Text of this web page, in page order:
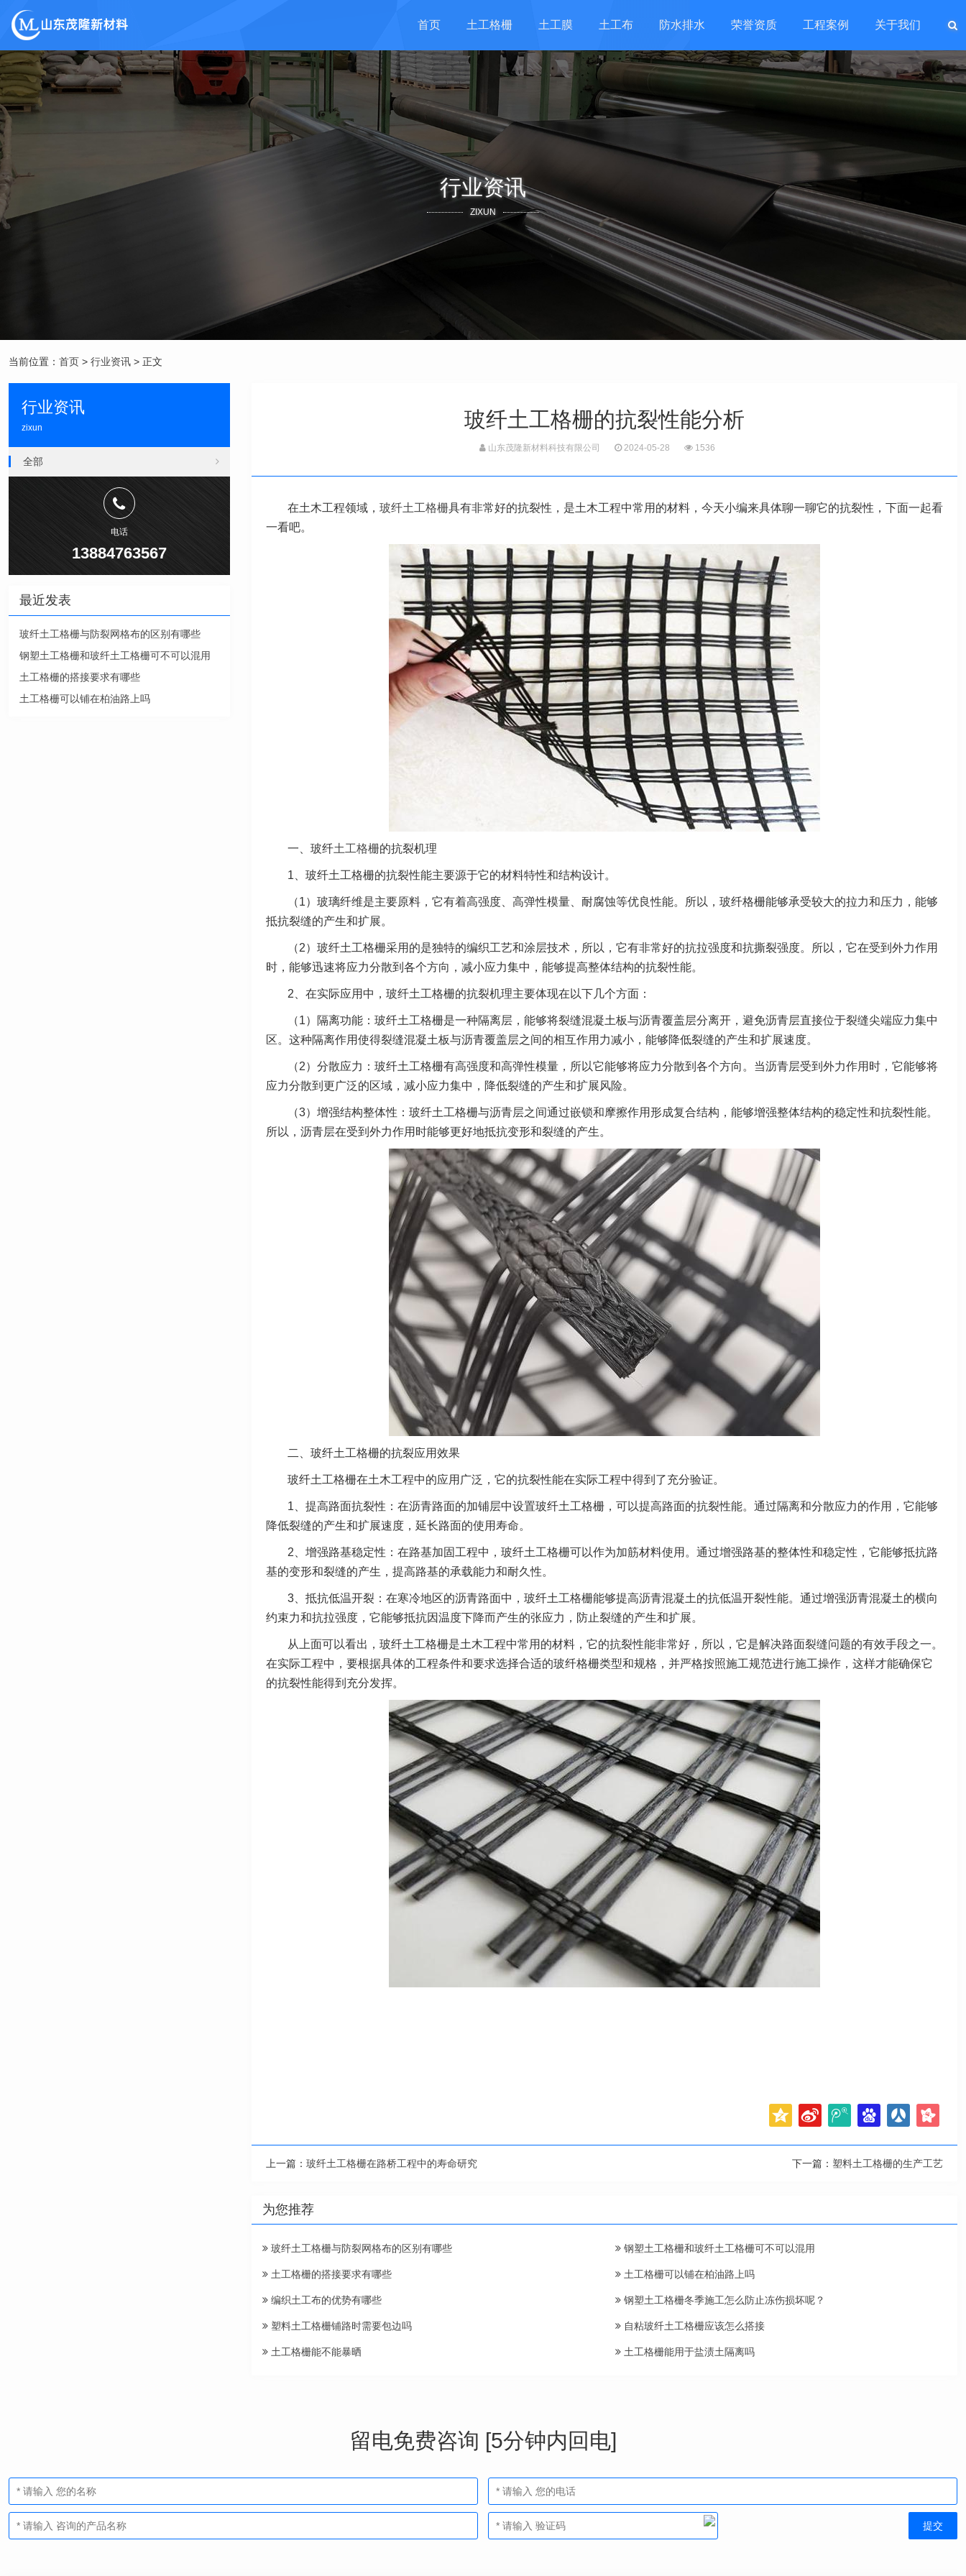
首页 土工格栅 土工膜 土工布 防水排水 荣誉资质 工程案例 关于我们
行业资讯
ZIXUN
当前位置： 首页 > 行业资讯 > 正文
玻纤土工格栅的抗裂性能分析
山东茂隆新材料科技有限公司 2024-05-28 1536
在土木工程领域， 玻纤土工格栅具有非常好的抗裂性，是土木工程中常用的材料，今天小编来具体聊一聊它的抗裂性，下面一起看
一看吧。
一、玻纤土工格栅的抗裂机理
1、玻纤土工格栅的抗裂性能主要源于它的材料特性和结构设计。
（1）玻璃纤维是主要原料，它有着高强度、高弹性模量、耐腐蚀等优良性能。所以，玻纤格栅能够承受较大的拉力和压力，能够
抵抗裂缝的产生和扩展。
（2）玻纤土工格栅采用的是独特的编织工艺和涂层技术，所以，它有非常好的抗拉强度和抗撕裂强度。所以，它在受到外力作用
时，能够迅速将应力分散到各个方向，减小应力集中，能够提高整体结构的抗裂性能。
2、在实际应用中，玻纤土工格栅的抗裂机理主要体现在以下几个方面：
（1）
隔离功能：玻纤土工格栅是一种隔离层，能够将裂缝混凝土板与沥青覆盖层分离开，避免沥青层直接位于裂缝尖端应力集中
区。这种隔离作用使得裂缝混凝土板与沥青覆盖层之间的相互作用力减小，能够降低裂缝的产生和扩展速度。
（2）分散应力：玻纤土工格栅有高强度和高弹性模量，所以它能够将应力分散到各个方向。当沥青层受到外力作用时，它能够将
应力分散到更广泛的区域，减小应力集中，降低裂缝的产生和扩展风险。
（3） 增强结构整体性：玻纤土工格栅与沥青层之间通过嵌锁和摩擦作用形成复合结构，能够增强整体结构的稳定性和抗裂性能。
所以，沥青层在受到外力作用时能够更好地抵抗变形和裂缝的产生。
二、玻纤土工格栅的抗裂应用效果
玻纤土工格栅在土木工程中的应用广泛，它的抗裂性能在实际工程中得到了充分验证。
1、提高路面抗裂性：在沥青路面的加铺层中设置玻纤土工格栅，可以提高路面的抗裂性能。通过隔离和分散应力的作用，它能够
降低裂缝的产生和扩展速度，延长路面的使用寿命。
2、 增强路基稳定性：在路基加固工程中，玻纤土工格栅可以作为加筋材料使用。通过增强路基的整体性和稳定性，它能够抵抗路
基的变形和裂缝的产生，提高路基的承载能力和耐久性。
3、 抵抗低温开裂：在寒冷地区的沥青路面中，玻纤土工格栅能够提高沥青混凝土的抗低温开裂性能。通过增强沥青混凝土的横向
约束力和抗拉强度，它能够抵抗因温度下降而产生的张应力，防止裂缝的产生和扩展。
从上面可以看出，玻纤土工格栅是土木工程中常用的材料，它的抗裂性能非常好，所以，它是解决路面裂缝问题的有效手段之一。
在实际工程中，要根据具体的工程条件和要求选择合适的玻纤格栅类型和规格，并严格按照施工规范进行施工操作，这样才能确保它
的抗裂性能得到充分发挥。
上一篇： 玻纤土工格栅在路桥工程中的寿命研究 下一篇： 塑料土工格栅的生产工艺
为您推荐
玻纤土工格栅与防裂网格布的区别有哪些 钢塑土工格栅和玻纤土工格栅可不可以混用
土工格栅的搭接要求有哪些 土工格栅可以铺在柏油路上吗
编织土工布的优势有哪些 钢塑土工格栅冬季施工怎么防止冻伤损坏呢？
塑料土工格栅铺路时需要包边吗 自粘玻纤土工格栅应该怎么搭接
土工格栅能不能暴晒 土工格栅能用于盐渍土隔离吗
行业资讯
zixun
全部
电话
13884763567
最近发表
玻纤土工格栅与防裂网格布的区别有哪些
钢塑土工格栅和玻纤土工格栅可不可以混用
土工格栅的搭接要求有哪些
土工格栅可以铺在柏油路上吗
留电免费咨询 [5分钟内回电]